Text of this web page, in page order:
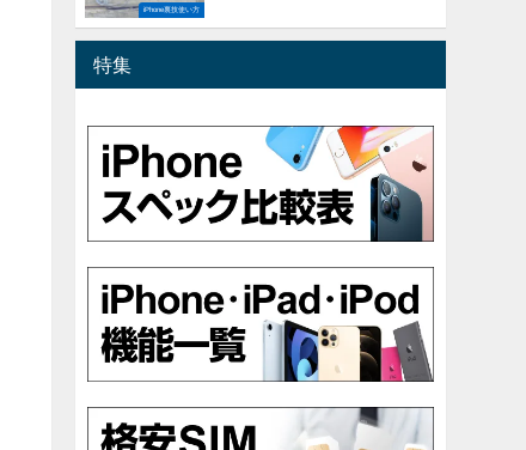
iPhone裏技使い方
特集